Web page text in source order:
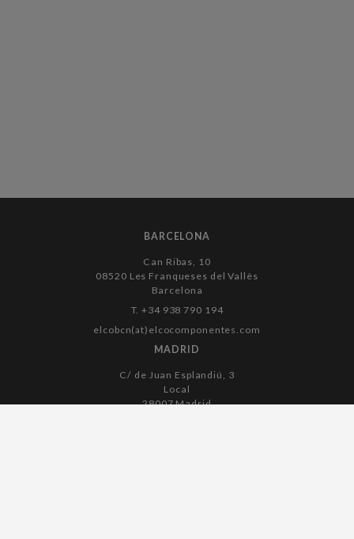
BARCELONA
Can Ribas, 10
08520 Les Franqueses del Vallès
Barcelona
T. +34 938 790 194
elcobcn(at)elcocomponentes.com
MADRID
C/ de Juan Esplandiú, 3
Local
28007 Madrid